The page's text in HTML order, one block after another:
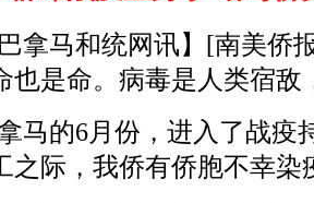
巴拿马和统网讯】[南美
也是命。病毒是人类宿敌
马的6月份，进入了战疫
之际，我侨有侨胞不幸染